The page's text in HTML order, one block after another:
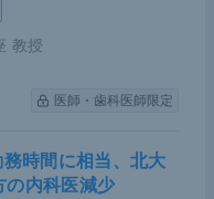
教授
医師・歯科医師限定
時間に相当、北大
内科医減少